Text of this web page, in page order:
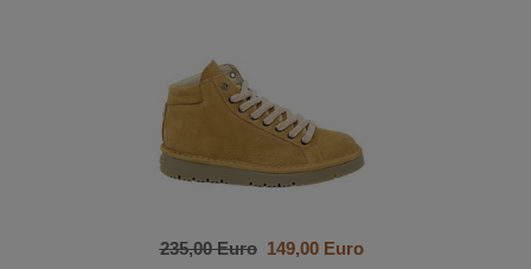
235,00 Euro149,00 Euro